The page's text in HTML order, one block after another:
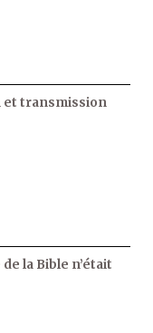
et transmission
la Bible n’était